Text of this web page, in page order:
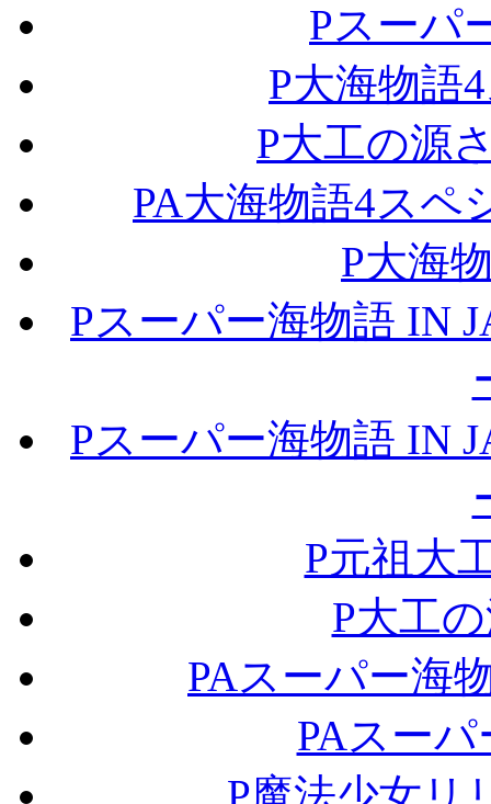
Pスーパ
P大海物語
P大工の源
PA大海物語4スペ
P大海
Pスーパー海物語 IN
Pスーパー海物語 IN
P元祖大
P大工
PAスーパー海
PAスー